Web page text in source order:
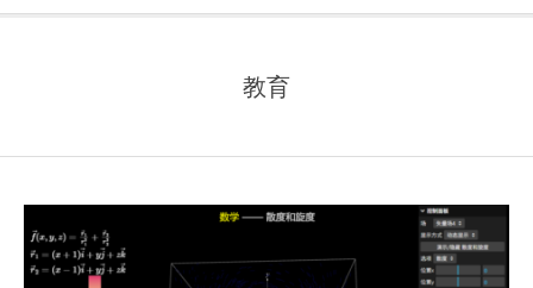
Navigation
教育